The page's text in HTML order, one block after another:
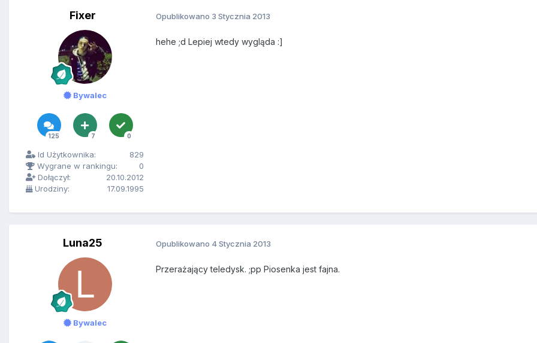
Fixer
Bywalec
125 7 0
Id Użytkownika:
829
Wygrane w rankingu:
0
Dołączył:
20.10.2012
Urodziny:
17.09.1995
Opublikowano 3 Stycznia 2013
hehe ;d Lepiej wtedy wygląda :]
Luna25
Bywalec
Opublikowano 4 Stycznia 2013
Przerażający teledysk. ;pp Piosenka jest fajna.